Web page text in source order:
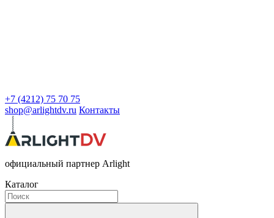
+7 (4212) 75 70 75
shop@arlightdv.ru Контакты
официальный партнер Arlight
Каталог